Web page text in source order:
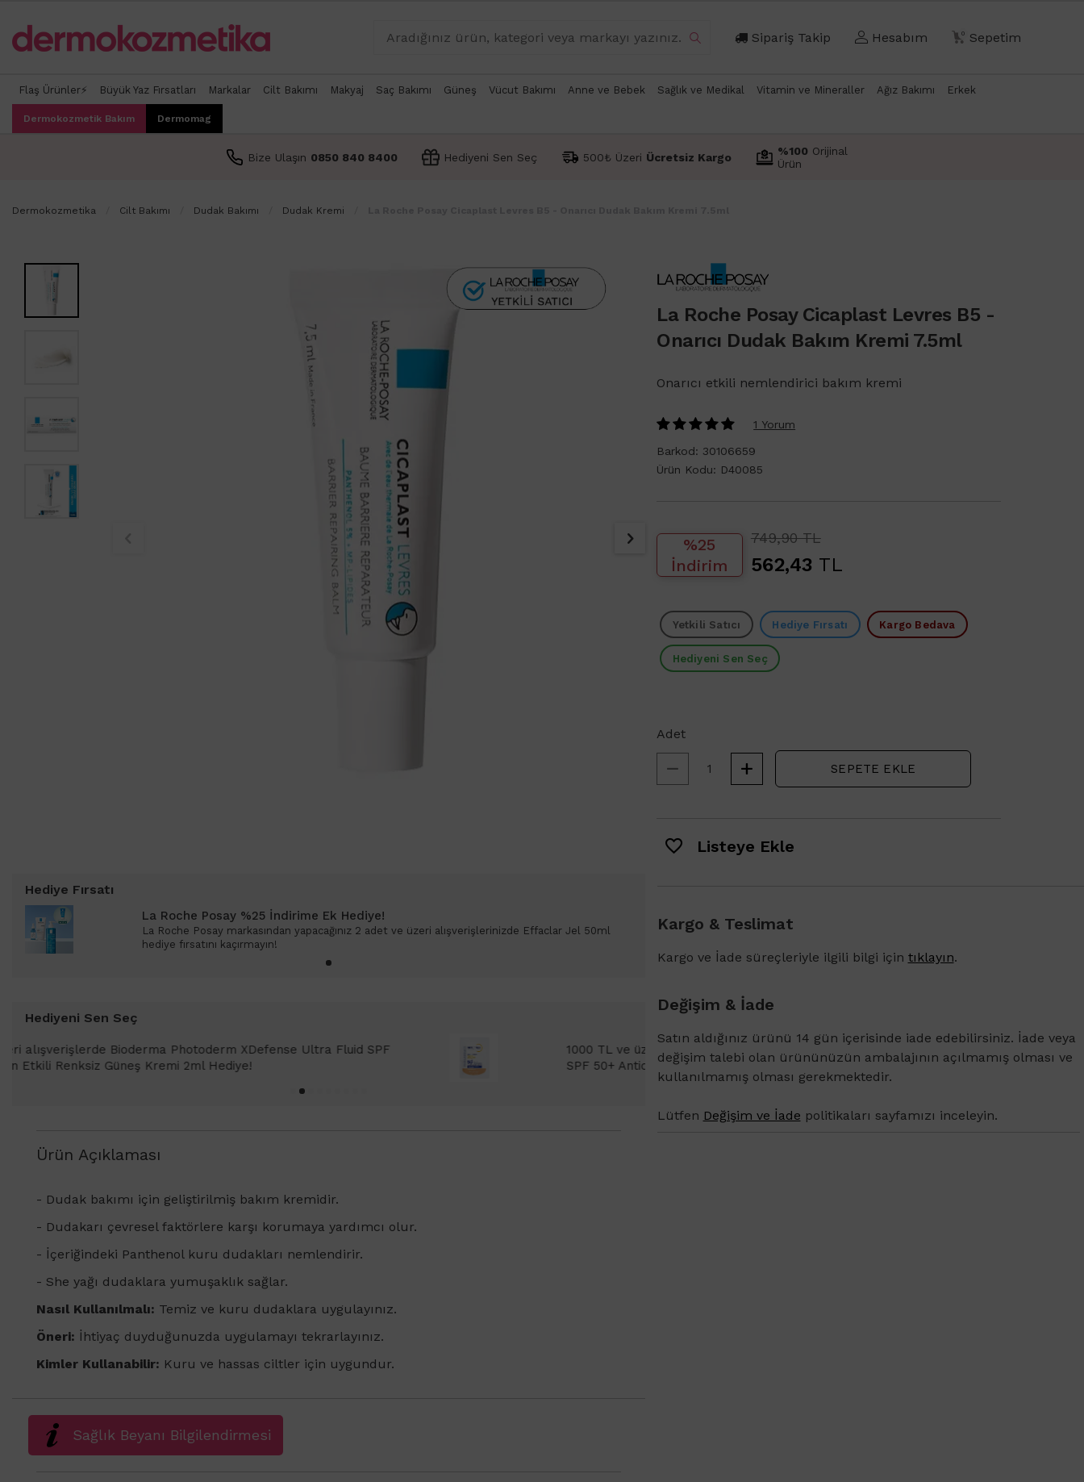
Sipariş Takip Hesabım 0 Sepetim
Flaş Ürünler⚡ Büyük Yaz Fırsatları Markalar Cilt Bakımı Makyaj Saç Bakımı Güneş Vücut Bakımı Anne ve Bebek Sağlık ve Medikal Vitamin ve Mineraller Ağız Bakımı Erkek
Dermokozmetik Bakım Dermomag
Bize Ulaşın 0850 840 8400 Hediyeni Sen Seç 500₺ Üzeri Ücretsiz Kargo %100 Orijinal
Ürün
Dermokozmetika Cilt Bakımı Dudak Bakımı Dudak Kremi
La Roche Posay Cicaplast Levres B5 -
Onarıcı Dudak Bakım Kremi 7.5ml
Onarıcı etkili nemlendirici bakım kremi
1 Yorum
Barkod: 30106659
Ürün Kodu: D40085
%25
İndirim
749,90 TL
562,43 TL
Yetkili Satıcı Hediye Fırsatı Kargo Bedava
Hediyeni Sen Seç
Adet
SEPETE EKLE
Listeye Ekle
Hediye Fırsatı
La Roche Posay %25 İndirime Ek Hediye!
La Roche Posay markasından yapacağınız 2 adet ve üzeri alışverişlerinizde Effaclar Jel 50ml
hediye fırsatını kaçırmayın!
Hediyeni Sen Seç
1000 TL ve üzeri alışverişlerinizde Bioderma Photoderm XDefense Ultra Fluid
SPF 50+ Antioksidan Renkli Güneş Kremi Light 2ml hediye!
1500 TL ve üzeri alışverişlerinizde Vichy Dercos
Karşıtı Bakım Şampuanı 6ml
Ürün Açıklaması
- Dudak bakımı için geliştirilmiş bakım kremidir.
- Dudakarı çevresel faktörlere karşı korumaya yardımcı olur.
- İçeriğindeki Panthenol kuru dudakları nemlendirir.
- She yağı dudaklara yumuşaklık sağlar.
Nasıl Kullanılmalı: Temiz ve kuru dudaklara uygulayınız.
Öneri: İhtiyaç duyduğunuzda uygulamayı tekrarlayınız.
Kimler Kullanabilir: Kuru ve hassas ciltler için uygundur.
Sağlık Beyanı Bilgilendirmesi
Kargo & Teslimat
Kargo ve İade süreçleriyle ilgili bilgi için tıklayın.
Değişim & İade
Satın aldığınız ürünü 14 gün içerisinde iade edebilirsiniz. İade veya
değişim talebi olan ürününüzün ambalajının açılmamış olması ve
kullanılmamış olması gerekmektedir.
Lütfen Değişim ve İade politikaları sayfamızı inceleyin.